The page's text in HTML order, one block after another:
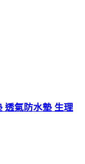
透氣防水墊 生理